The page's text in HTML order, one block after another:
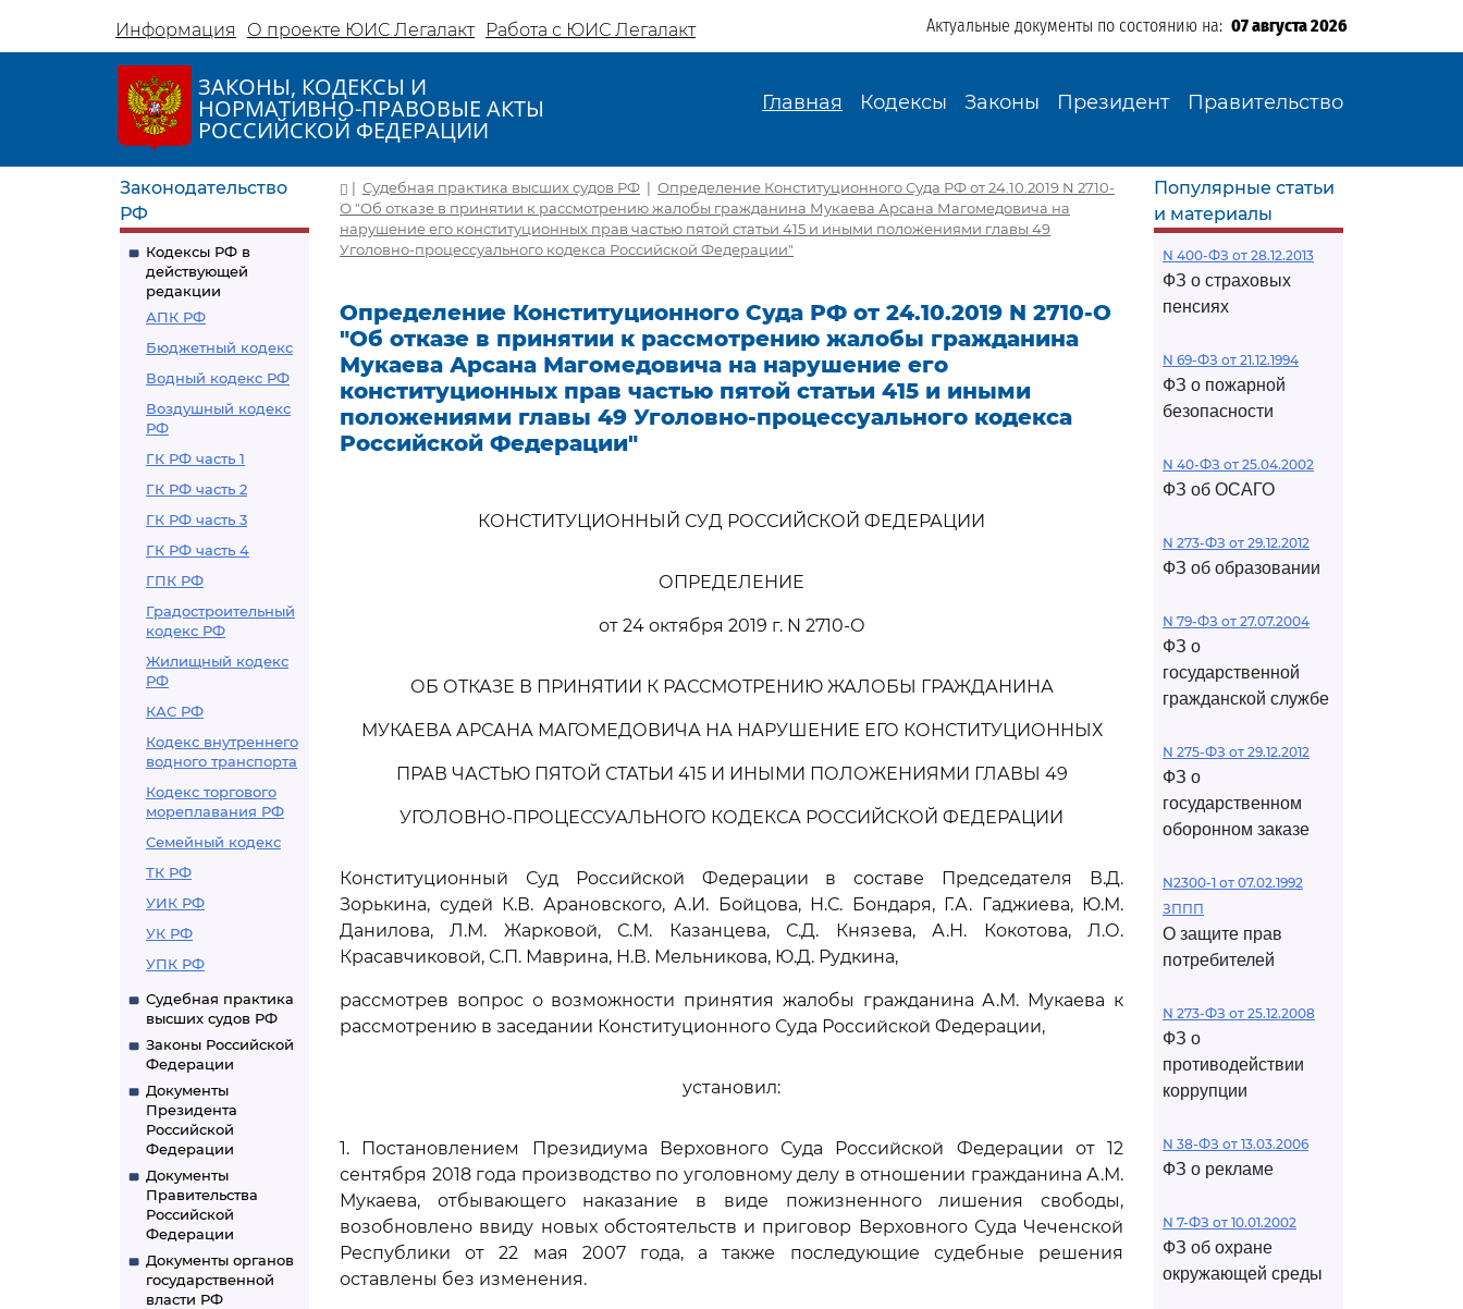
Информация О проекте ЮИС Легалакт Работа с ЮИС Легалакт Актуальные документы по состоянию на: 07 августа 2026
ЗАКОНЫ, КОДЕКСЫ И
НОРМАТИВНО-ПРАВОВЫЕ АКТЫ
РОССИЙСКОЙ ФЕДЕРАЦИИ
Главная Кодексы Законы Президент Правительство
Законодательство
РФ
Кодексы РФ в
действующей
редакции
АПК РФ
Бюджетный кодекс
Водный кодекс РФ
Воздушный кодекс
РФ
ГК РФ часть 1
ГК РФ часть 2
ГК РФ часть 3
ГК РФ часть 4
ГПК РФ
Градостроительный
кодекс РФ
Жилищный кодекс
РФ
КАС РФ
Кодекс внутреннего
водного транспорта
Кодекс торгового
мореплавания РФ
Семейный кодекс
ТК РФ
УИК РФ
УК РФ
УПК РФ
Судебная практика
высших судов РФ
Законы Российской
Федерации
Документы
Президента
Российской
Федерации
Документы
Правительства
Российской
Федерации
Документы органов
государственной
власти РФ
| Судебная практика высших судов РФ | Определение Конституционного Суда РФ от 24.10.2019 N 2710-
О "Об отказе в принятии к рассмотрению жалобы гражданина Мукаева Арсана Магомедовича на
нарушение его конституционных прав частью пятой статьи 415 и иными положениями главы 49
Уголовно-процессуального кодекса Российской Федерации"
Определение Конституционного Суда РФ от 24.10.2019 N 2710-О
"Об отказе в принятии к рассмотрению жалобы гражданина
Мукаева Арсана Магомедовича на нарушение его
конституционных прав частью пятой статьи 415 и иными
положениями главы 49 Уголовно-процессуального кодекса
Российской Федерации"
КОНСТИТУЦИОННЫЙ СУД РОССИЙСКОЙ ФЕДЕРАЦИИ
ОПРЕДЕЛЕНИЕ
от 24 октября 2019 г. N 2710-О
ОБ ОТКАЗЕ В ПРИНЯТИИ К РАССМОТРЕНИЮ ЖАЛОБЫ ГРАЖДАНИНА
МУКАЕВА АРСАНА МАГОМЕДОВИЧА НА НАРУШЕНИЕ ЕГО КОНСТИТУЦИОННЫХ
ПРАВ ЧАСТЬЮ ПЯТОЙ СТАТЬИ 415 И ИНЫМИ ПОЛОЖЕНИЯМИ ГЛАВЫ 49
УГОЛОВНО-ПРОЦЕССУАЛЬНОГО КОДЕКСА РОССИЙСКОЙ ФЕДЕРАЦИИ
Конституционный Суд Российской Федерации в составе Председателя В.Д.
Зорькина, судей К.В. Арановского, А.И. Бойцова, Н.С. Бондаря, Г.А. Гаджиева, Ю.М.
Данилова, Л.М. Жарковой, С.М. Казанцева, С.Д. Князева, А.Н. Кокотова, Л.О.
Красавчиковой, С.П. Маврина, Н.В. Мельникова, Ю.Д. Рудкина,
рассмотрев вопрос о возможности принятия жалобы гражданина А.М. Мукаева к
рассмотрению в заседании Конституционного Суда Российской Федерации,
установил:
1. Постановлением Президиума Верховного Суда Российской Федерации от 12
сентября 2018 года производство по уголовному делу в отношении гражданина А.М.
Мукаева, отбывающего наказание в виде пожизненного лишения свободы,
возобновлено ввиду новых обстоятельств и приговор Верховного Суда Чеченской
Республики от 22 мая 2007 года, а также последующие судебные решения
оставлены без изменения.
Популярные статьи
и материалы
N 400-ФЗ от 28.12.2013
ФЗ о страховых
пенсиях
N 69-ФЗ от 21.12.1994
ФЗ о пожарной
безопасности
N 40-ФЗ от 25.04.2002
ФЗ об ОСАГО
N 273-ФЗ от 29.12.2012
ФЗ об образовании
N 79-ФЗ от 27.07.2004
ФЗ о
государственной
гражданской службе
N 275-ФЗ от 29.12.2012
ФЗ о
государственном
оборонном заказе
N2300-1 от 07.02.1992
ЗППП
О защите прав
потребителей
N 273-ФЗ от 25.12.2008
ФЗ о
противодействии
коррупции
N 38-ФЗ от 13.03.2006
ФЗ о рекламе
N 7-ФЗ от 10.01.2002
ФЗ об охране
окружающей среды